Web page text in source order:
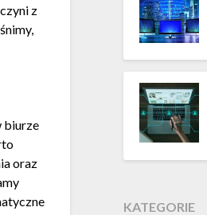
z
biurze
oraz
KATEGORIE